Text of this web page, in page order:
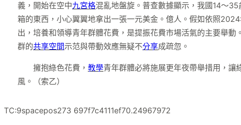
義，開始在空中九宮格混亂地盤旋。普查數據顯示，我國14～
箱的東西，小心翼翼地拿出一張一元美金。億人。假如依照
出，培養和領導青年群體花費，是提振花費市場活氣的主要舉
群的共享空間示范與帶動效應無疑不分享成疏忽。
擁抱綠色花費， 教學青年群體必將施展更年夜帶舉措用，
風。（索乙）
TC:9spacepos273 697f7c4111ef70.24967972